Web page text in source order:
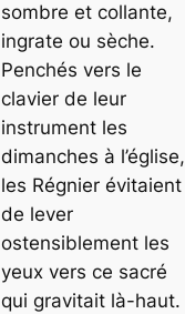
sombre et collante,
ingrate ou sèche.
Penchés vers le
clavier de leur
instrument les
dimanches à l’église,
les Régnier évitaient
de lever
ostensiblement les
yeux vers ce sacré
qui gravitait là-haut.